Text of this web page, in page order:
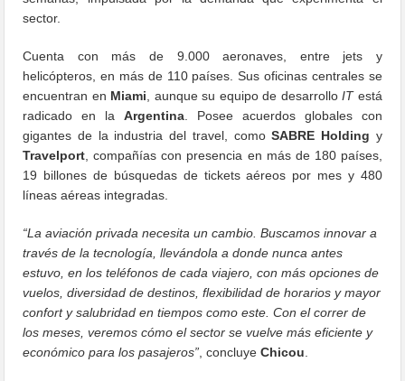
sector.
Cuenta con más de 9.000 aeronaves, entre jets y
helicópteros, en más de 110 países. Sus oficinas centrales se
encuentran en Miami , aunque su equipo de desarrolloITestá
radicado en laArgentina . Posee acuerdos globales con
gigantes de la industria del travel, comoSABRE Holding y
Travelport , compañías con presencia en más de 180 países,
19 billones de búsquedas de tickets aéreos por mes y 480
líneas aéreas integradas.
“La aviación privada necesita un cambio. Buscamos innovar a
través de la tecnología, llevándola a donde nunca antes
estuvo, en los teléfonos de cada viajero, con más opciones de
vuelos, diversidad de destinos, flexibilidad de horarios y mayor
confort y salubridad en tiempos como este. Con el correr de
los meses, veremos cómo el sector se vuelve más eficiente y
económico para los pasajeros” , concluyeChicou